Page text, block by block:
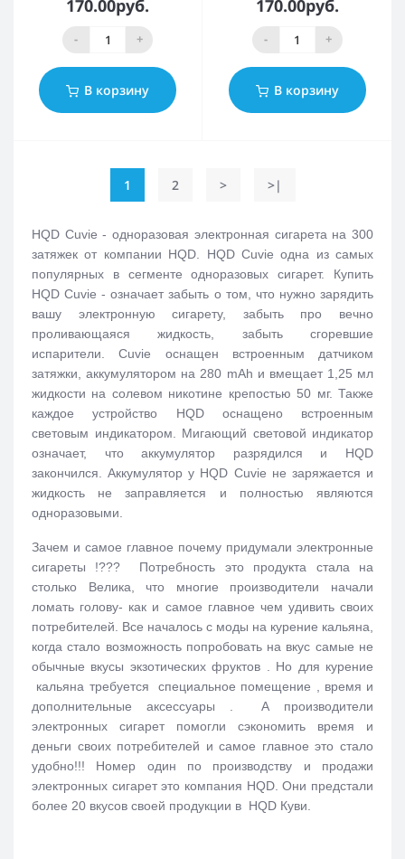
170.00руб.
- +
В корзину
170.00руб.
- +
В корзину
1 2 > >|
HQD Cuvie - одноразовая электронная сигарета на 300
затяжек от компании HQD. HQD Cuvie одна из самых
популярных в сегменте одноразовых сигарет. Купить
HQD Cuvie - означает забыть о том, что нужно зарядить
вашу электронную сигарету, забыть про вечно
проливающаяся жидкость, забыть сгоревшие
испарители. Cuvie оснащен встроенным датчиком
затяжки, аккумулятором на 280 mAh и вмещает 1,25 мл
жидкости на солевом никотине крепостью 50 мг. Также
каждое устройство HQD оснащено встроенным
световым индикатором. Мигающий световой индикатор
означает, что аккумулятор разрядился и HQD
закончился. Аккумулятор у HQD Cuvie не заряжается и
жидкость не заправляется и полностью являются
одноразовыми.
Зачем и самое главное почему придумали электронные
сигареты !??? Потребность это продукта стала на
столько Велика, что многие производители начали
ломать голову- как и самое главное чем удивить своих
потребителей. Все началось с моды на курение кальяна,
когда стало возможность попробовать на вкус самые не
обычные вкусы экзотических фруктов . Но для курение
кальяна требуется специальное помещение , время и
дополнительные аксессуары . А производители
электронных сигарет помогли сэкономить время и
деньги своих потребителей и самое главное это стало
удобно!!! Номер один по производству и продажи
электронных сигарет это компания HQD. Они предстали
более 20 вкусов своей продукции в HQD Куви.